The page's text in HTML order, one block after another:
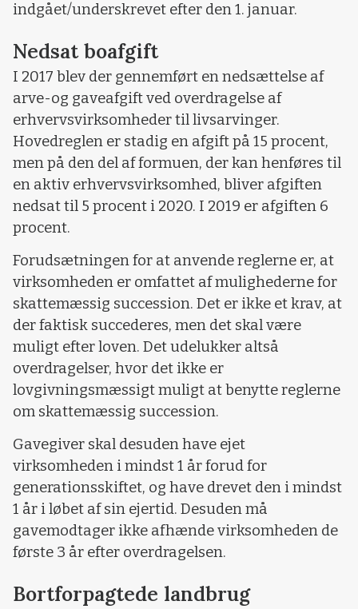
indgået/underskrevet efter den 1. januar.
Nedsat boafgift
I 2017 blev der gennemført en nedsættelse af
arve-og gaveafgift ved overdragelse af
erhvervsvirksomheder til livsarvinger.
Hovedreglen er stadig en afgift på 15 procent,
men på den del af formuen, der kan henføres til
en aktiv erhvervsvirksomhed, bliver afgiften
nedsat til 5 procent i 2020. I 2019 er afgiften 6
procent.
Forudsætningen for at anvende reglerne er, at
virksomheden er omfattet af mulighederne for
skattemæssig succession. Det er ikke et krav, at
der faktisk succederes, men det skal være
muligt efter loven. Det udelukker altså
overdragelser, hvor det ikke er
lovgivningsmæssigt muligt at benytte reglerne
om skattemæssig succession.
Gavegiver skal desuden have ejet
virksomheden i mindst 1 år forud for
generationsskiftet, og have drevet den i mindst
1 år i løbet af sin ejertid. Desuden må
gavemodtager ikke afhænde virksomheden de
første 3 år efter overdragelsen.
Bortforpagtede landbrug